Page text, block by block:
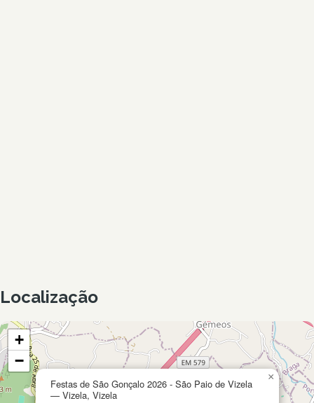
Localização
Festas de São Gonçalo 2026 - São Paio de Vizela
— Vizela, Vizela
×
+
−